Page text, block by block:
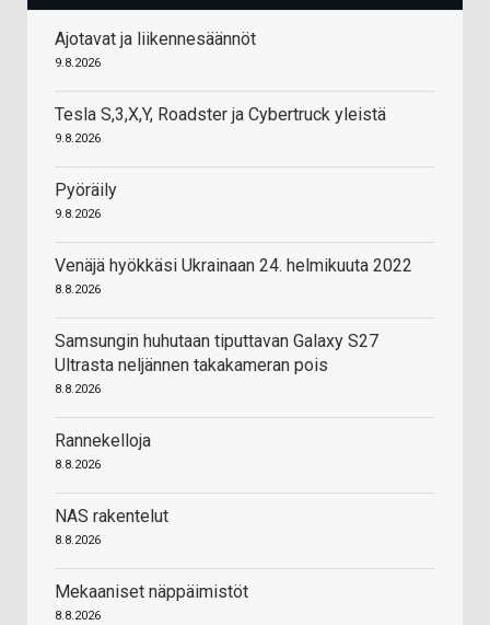
Ajotavat ja liikennesäännöt
9.8.2026
Tesla S,3,X,Y, Roadster ja Cybertruck yleistä
9.8.2026
Pyöräily
9.8.2026
Venäjä hyökkäsi Ukrainaan 24. helmikuuta 2022
8.8.2026
Samsungin huhutaan tiputtavan Galaxy S27
Ultrasta neljännen takakameran pois
8.8.2026
Rannekelloja
8.8.2026
NAS rakentelut
8.8.2026
Mekaaniset näppäimistöt
8.8.2026